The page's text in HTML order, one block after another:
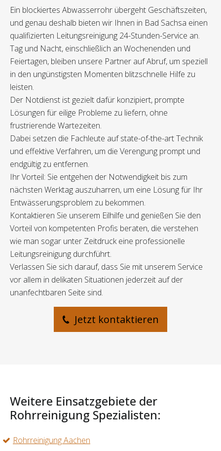
Ein blockiertes Abwasserrohr übergeht Geschäftszeiten,
und genau deshalb bieten wir Ihnen in Bad Sachsa einen
qualifizierten Leitungsreinigung 24-Stunden-Service an.
Tag und Nacht, einschließlich an Wochenenden und
Feiertagen, bleiben unsere Partner auf Abruf, um speziell
in den ungünstigsten Momenten blitzschnelle Hilfe zu
leisten.
Der Notdienst ist gezielt dafür konzipiert, prompte
Lösungen für eilige Probleme zu liefern, ohne
frustrierende Wartezeiten.
Dabei setzen die Fachleute auf state-of-the-art Technik
und effektive Verfahren, um die Verengung prompt und
endgültig zu entfernen.
Ihr Vorteil: Sie entgehen der Notwendigkeit bis zum
nächsten Werktag auszuharren, um eine Lösung für Ihr
Entwässerungsproblem zu bekommen.
Kontaktieren Sie unserem Eilhilfe und genießen Sie den
Vorteil von kompetenten Profis beraten, die verstehen
wie man sogar unter Zeitdruck eine professionelle
Leitungsreinigung durchführt.
Verlassen Sie sich darauf, dass Sie mit unserem Service
vor allem in delikaten Situationen jederzeit auf der
unanfechtbaren Seite sind.
Jetzt kontaktieren
Weitere Einsatzgebiete der
Rohrreinigung Spezialisten:
Rohrreinigung Aachen